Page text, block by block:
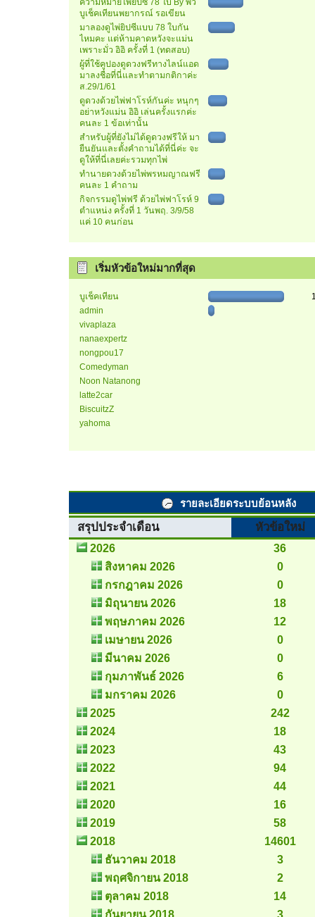
บูเช็คเทียนพยากรณ์ รอเขียน
มาลองดูไพ่ยิปซีแบบ 78 ใบกัน
ไหมคะ แต่ห้ามคาดหวังจะแม่น
เพราะมั่ว อิอิ ครั้งที่ 1 (ทดสอบ)
ผู้ที่ใช้คูปองดูดวงฟรีทางไลน์แอด
มาลงชื่อที่นี่และทำตามกติกาค่ะ
ส.29/1/61
ดูดวงด้วยไพ่ฟาโรห์กันค่ะ หนุกๆ
อย่าหวังแม่น อิอิ เล่นครั้งแรกค่ะ
คนละ 1 ข้อเท่านั้น
สำหรับผู้ที่ยังไม่ได้ดูดวงฟรีให้ มา
ยืนยันและตั้งคำถามได้ที่นี่ค่ะ จะ
ดูให้ที่นี่เลยค่ะรวมทุกไพ่
ทำนายดวงด้วยไพ่พรหมญาณฟรี
คนละ 1 คำถาม
กิจกรรมดูไพ่ฟรี ด้วยไพ่ฟาโรห์ 9
ตำแหน่ง ครั้งที่ 1 วันพฤ. 3/9/58
แค่ 10 คนก่อน
เริ่มหัวข้อใหม่มากที่สุด
บูเช็คเทียน
admin
vivaplaza
nanaexpertz
nongpou17
Comedyman
Noon Natanong
latte2car
BiscuitzZ
yahoma
รายละเอียดระบบย้อนหลัง
สรุปประจำเดือน หัวข้อใหม่
2026
36
สิงหาคม 2026
0
กรกฎาคม 2026
0
มิถุนายน 2026
18
พฤษภาคม 2026
12
เมษายน 2026
0
มีนาคม 2026
0
กุมภาพันธ์ 2026
6
มกราคม 2026
0
2025
242
2024
18
2023
43
2022
94
2021
44
2020
16
2019
58
2018
14601
ธันวาคม 2018
3
พฤศจิกายน 2018
2
ตุลาคม 2018
14
กันยายน 2018
3